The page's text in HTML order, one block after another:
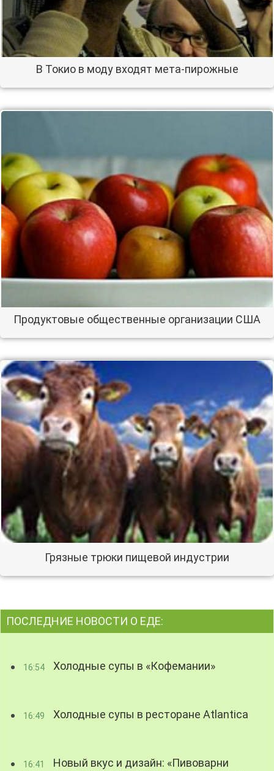
В Токио в моду входят мета-пирожные
Продуктовые общественные организации США
Грязные трюки пищевой индустрии
ПОСЛЕДНИЕ НОВОСТИ О ЕДЕ:
16:54 Холодные супы в «Кофемании»
16:49 Холодные супы в ресторане Atlantica
16:41
Новый вкус и дизайн: «Пивоварни